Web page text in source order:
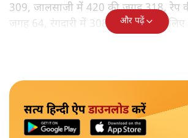
309, जालसाजी में 420 की जगह 318, रेप
जगह 64, रंगदारी में 308, दहेज हत्या के लिए
और पढ़ें
सत्य हिन्दी ऐपडाउनलोडकरें